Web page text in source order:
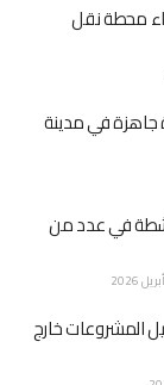
فدانًا لإنشاء محطة نقل
تطرح 31 وحدة جاهزة في مدينة
في عدد من
المشروعات خارج